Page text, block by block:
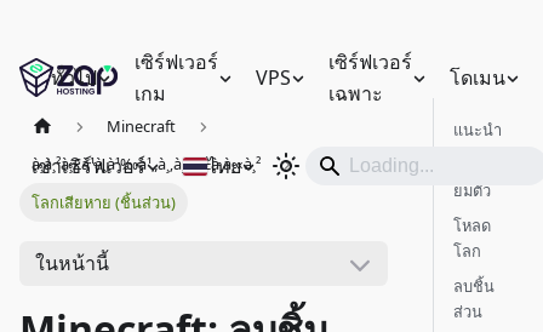
ทั่วไป
เซิร์ฟเวอร์
เกม
VPS
เซิร์ฟเวอร์
เฉพาะ
โดเมน
เช่าเซิร์ฟเวอร์ ไทย
Minecraft
à¸à¸²à¸£à¹à¸à¹‰à¹„à¸‚à¸›à¸±à¸à¸«à¸²
โลกเสียหาย (ชิ้นส่วน)
ในหน้านี้
แนะนำ
ยมตัว
โหลด
โลก
ลบชิ้น
ส่วน